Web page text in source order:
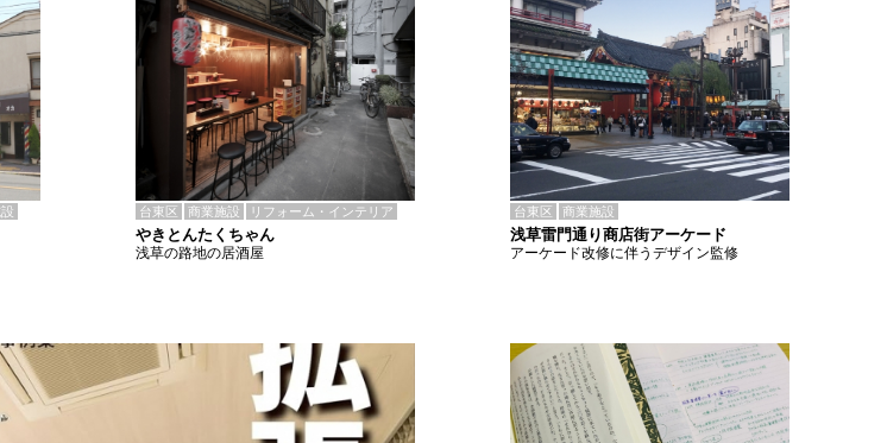
台東区 商業施設 リフォーム・インテリア
やきとんたくちゃん
浅草の路地の居酒屋
台東区 商業施設
浅草雷門通り商店街アーケード
アーケード改修に伴うデザイン監修